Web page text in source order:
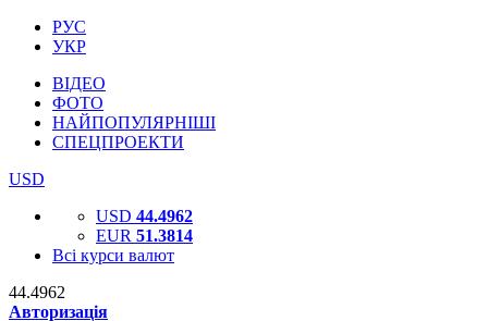
РУС
УКР
ВІДЕО
ФОТО
НАЙПОПУЛЯРНІШІ
СПЕЦПРОЕКТИ
USD
USD 44.4962
EUR 51.3814
Всі курси валют
44.4962
Авторизація